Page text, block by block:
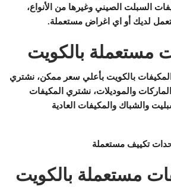
السبلت الصيني وغيرها من الأنواع،
لديك أو اي اغراض مستعملة.
مستعملة بالكويت
بالكويت بأعلي سعر ممكن، نشتري
والموديلات، نشتري المكيفات
والشباك والمكيفات العادية
تكييف مستعملة
مستعملة بالكويت